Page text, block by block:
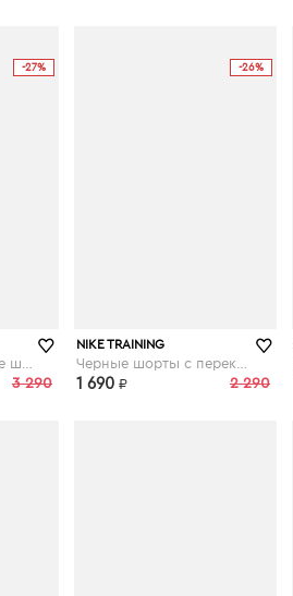
-27%
3 290
-26%
asos.com
NIKE TRAINING
2 290
1 690 ₽